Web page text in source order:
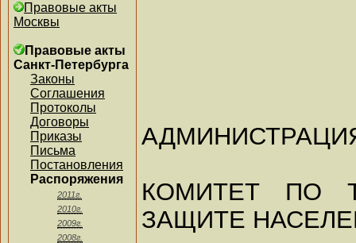
Правовые акты
Москвы
Правовые акты
Санкт-Петербурга
Законы
Соглашения
Протоколы
Договоры
Приказы
Письма
Постановления
Распоряжения
2011г.
2010г.
2009г.
2008г.
КОМИТЕТ ПО
ЗАЩИТЕ